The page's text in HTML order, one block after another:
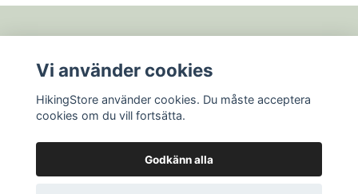
Fotmeny
Sociala medier
Vi använder cookies
HikingStore använder cookies. Du måste acceptera
cookies om du vill fortsätta.
Godkänn alla